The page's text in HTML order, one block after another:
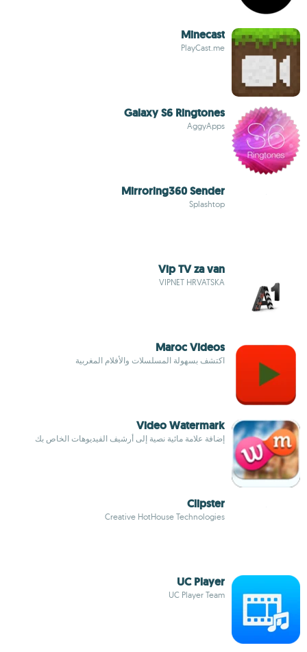
Minecast
PlayCast.me
Galaxy S6 Ringtones
AggyApps
Mirroring360 Sender
Splashtop
Vip TV za van
VIPNET HRVATSKA
Maroc Videos
اكتشف بسهولة المسلسلات والأفلام المغربية
Video Watermark
إضافة علامة مائية نصية إلى أرشيف الفيديوهات الخاص بك
Clipster
Creative HotHouse Technologies
UC Player
UC Player Team